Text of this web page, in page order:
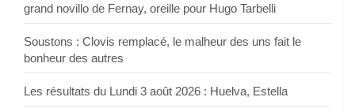
grand novillo de Fernay, oreille pour Hugo Tarbelli
Soustons : Clovis remplacé, le malheur des uns fait le
bonheur des autres
Les résultats du Lundi 3 août 2026 : Huelva, Estella